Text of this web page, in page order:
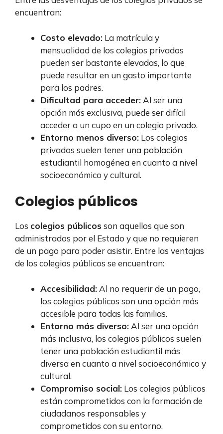
encuentran:
Costo elevado: La matrícula y
mensualidad de los colegios privados
pueden ser bastante elevadas, lo que
puede resultar en un gasto importante
para los padres.
Dificultad para acceder: Al ser una
opción más exclusiva, puede ser difícil
acceder a un cupo en un colegio privado.
Entorno menos diverso: Los colegios
privados suelen tener una población
estudiantil homogénea en cuanto a nivel
socioeconómico y cultural.
Colegios públicos
Los colegios públicos son aquellos que son
administrados por el Estado y que no requieren
de un pago para poder asistir. Entre las ventajas
de los colegios públicos se encuentran:
Accesibilidad: Al no requerir de un pago,
los colegios públicos son una opción más
accesible para todas las familias.
Entorno más diverso: Al ser una opción
más inclusiva, los colegios públicos suelen
tener una población estudiantil más
diversa en cuanto a nivel socioeconómico y
cultural.
Compromiso social: Los colegios públicos
están comprometidos con la formación de
ciudadanos responsables y
comprometidos con su entorno.